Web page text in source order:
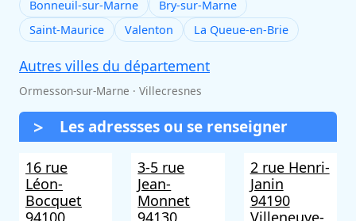
Bonneuil-sur-Marne
Bry-sur-Marne
Saint-Maurice
Valenton La Queue-en-Brie
Autres villes du département
Ormesson-sur-Marne · Villecresnes
Les adressses ou se renseigner
16 rue
Léon-
Bocquet
94100
3-5 rue
Jean-
Monnet
94130
2 rue Henri-
Janin
94190
Villeneuve-